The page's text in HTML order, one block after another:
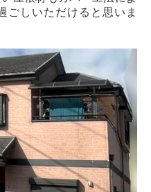
ごしいただけると思いま